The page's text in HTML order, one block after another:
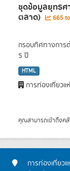
ชุดข้อมูลยุทธศ
ตลาด) 665
กรอบทิศทางการด
5 ปี
HTML
การท่องเที่ยวแ
คุณสามารถเข้าถึงค
การท่องเที่ยว